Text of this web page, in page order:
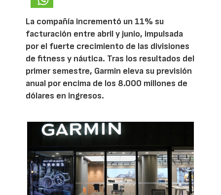
La compañía incrementó un 11% su
facturación entre abril y junio, impulsada
por el fuerte crecimiento de las divisiones
de fitness y náutica. Tras los resultados del
primer semestre, Garmin eleva su previsión
anual por encima de los 8.000 millones de
dólares en ingresos.